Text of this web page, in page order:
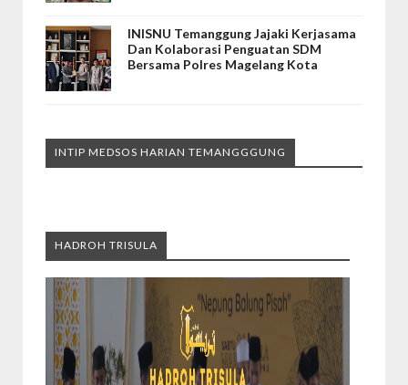
INISNU Temanggung Jajaki Kerjasama
Dan Kolaborasi Penguatan SDM
Bersama Polres Magelang Kota
INTIP MEDSOS HARIAN TEMANGGGUNG
HADROH TRISULA